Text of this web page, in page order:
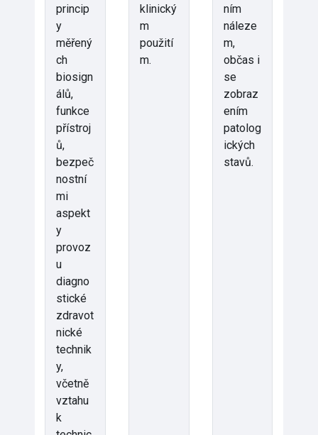
princip
y
měřený
ch
biosign
álů,
funkce
přístroj
ů,
bezpeč
nostní
mi
aspekt
y
provoz
u
diagno
stické
zdravot
nické
technik
y,
včetně
vztahu
k
klinický
m
použití
m.
ním
náleze
m,
občas i
se
zobraz
ením
patolog
ických
stavů.